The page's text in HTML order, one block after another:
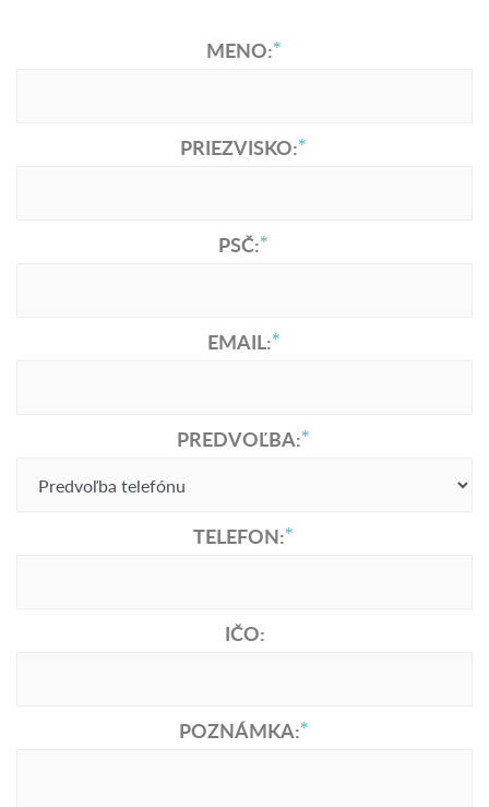
MENO:
PRIEZVISKO:
PSČ:
EMAIL:
PREDVOĽBA:
TELEFON:
IČO:
POZNÁMKA: